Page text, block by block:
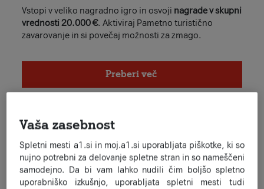
Vstopi v veliko nagradno igro in osvoji nagrade v skupni
vrednosti 20.000 €. Aktiviraj Pametno turistično
zavarovanje in si povečaj možnosti za zmago.
Preberi več
Vaša zasebnost
Spletni mesti a1.si in moj.a1.si uporabljata piškotke, ki so
nujno potrebni za delovanje spletne stran in so nameščeni
samodejno. Da bi vam lahko nudili čim boljšo spletno
uporabniško izkušnjo, uporabljata spletni mesti tudi